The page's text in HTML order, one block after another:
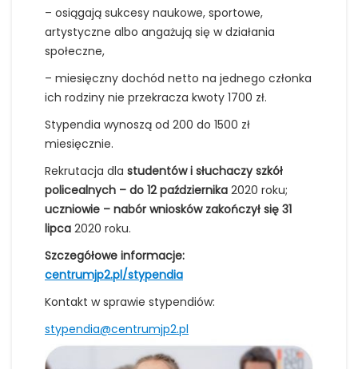
– osiągają sukcesy naukowe, sportowe,
artystyczne albo angażują się w działania
społeczne,
– miesięczny dochód netto na jednego członka
ich rodziny nie przekracza kwoty 1700 zł.
Stypendia wynoszą od 200 do 1500 zł
miesięcznie.
Rekrutacja dla studentów i słuchaczy szkół
policealnych – do 12 października 2020 roku;
uczniowie – nabór wniosków zakończył się 31
lipca 2020 roku.
Szczegółowe informacje:
centrumjp2.pl/stypendia
Kontakt w sprawie stypendiów:
stypendia@centrumjp2.pl